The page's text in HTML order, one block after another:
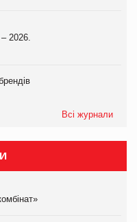
2026.
Всі журнали